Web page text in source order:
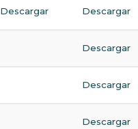
Descargar Descargar
Descargar
Descargar
Descargar